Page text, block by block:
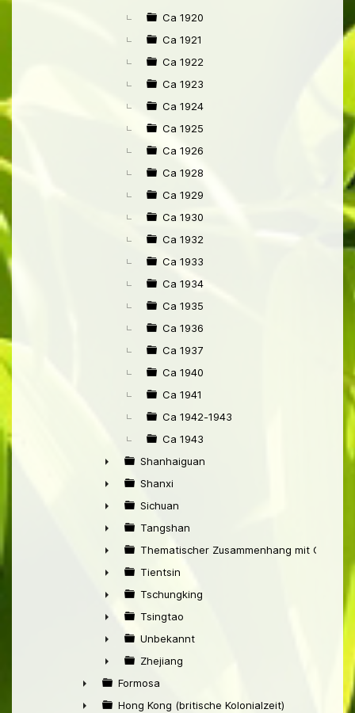
Ca 1920
Ca 1921
Ca 1922
Ca 1923
Ca 1924
Ca 1925
Ca 1926
Ca 1928
Ca 1929
Ca 1930
Ca 1932
Ca 1933
Ca 1934
Ca 1935
Ca 1936
Ca 1937
Ca 1940
Ca 1941
Ca 1942-1943
Ca 1943
►
Shanhaiguan
►
Shanxi
►
Sichuan
►
Tangshan
►
Thematischer Zusammenhang mit China
►
Tientsin
►
Tschungking
►
Tsingtao
►
Unbekannt
►
Zhejiang
►
Formosa
Hong Kong (britische Kolonialzeit)